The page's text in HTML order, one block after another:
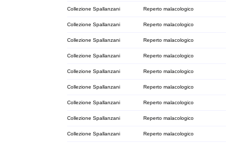
Collezione Spallanzani Reperto malacologico
Collezione Spallanzani Reperto malacologico
Collezione Spallanzani Reperto malacologico
Collezione Spallanzani Reperto malacologico
Collezione Spallanzani Reperto malacologico
Collezione Spallanzani Reperto malacologico
Collezione Spallanzani Reperto malacologico
Collezione Spallanzani Reperto malacologico
Collezione Spallanzani Reperto malacologico